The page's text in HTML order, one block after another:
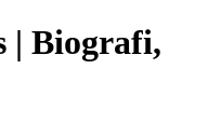
| Biografi,